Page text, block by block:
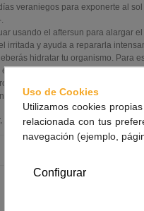
veraniegos para exponerte al
usando el aftersun para alargar
irritada y ayuda a repararla
hidratar tu organismo. Para
tomate, el aguacate, las
el bronceado es el uso del
tiempo.
, Comodynes - Self Tanning Natural,
Uso de Cookies
Utilizamos cookies
relacionada con tus
navegación (ejemplo,
Configurar